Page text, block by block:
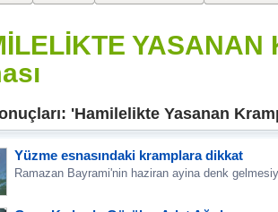
'Hamilelikte Yasanan
Yüzme esnasındaki kramplara dikkat
Ramazan Bayrami'nin haziran ayina denk